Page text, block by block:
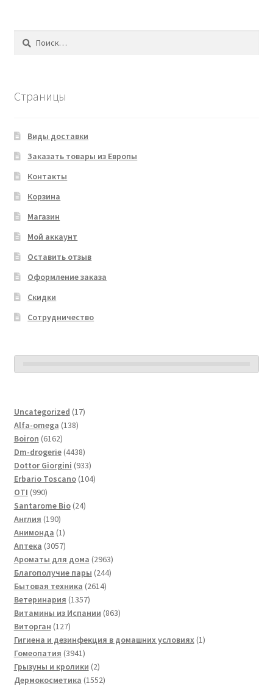
Найти:
Страницы
Виды доставки
Заказать товары из Европы
Контакты
Корзина
Магазин
Мой аккаунт
Оставить отзыв
Оформление заказа
Скидки
Сотрудничество
Uncategorized 1717
Alfa-omega 138138
Boiron 61626162
товара
Dm-drogerie 44384438
товаров
Dottor Giorgini 933933
товара
Erbario Toscano 104104
OTI 990990
товаров
Santarome Bio 2424
Англия 190190
товаров
Анимонда 11
товар
Аптека 30573057
товаров
Ароматы для дома 29632963
товара
Благополучие пары 244244
Бытовая техника 26142614
Ветеринария 13571357
товаров
Витамины из Испании 863863
Виторган 127127
товаров
Гигиена и дезинфекция в домашних условиях 11
Гомеопатия 39413941
товар
Грызуны и кролики 22
товара
Дермокосметика 15521552